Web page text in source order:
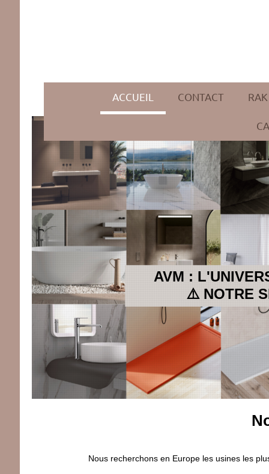
ACCUEIL CONTACT
AVM :
⚠️ NOTRE
Nous recherchons en Europe les usines les